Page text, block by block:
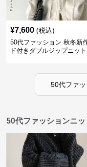
¥7,600 (税込)
50代ファッション 秋冬新
ド付きダブルジップニッ
50代ファ
50代ファッションニ